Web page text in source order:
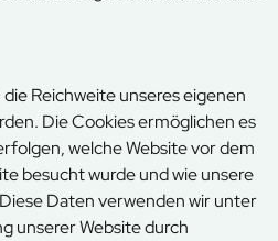
Reichweite unseres eigenen
Die Cookies ermöglichen es
welche Website vor dem
besucht wurde und wie unsere
Daten verwenden wir unter
unserer Website durch
ist noch
Der Forstbetrieb